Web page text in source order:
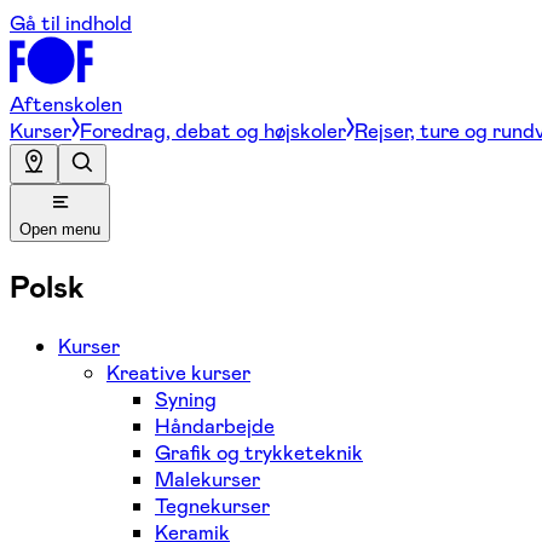
Gå til indhold
Aftenskolen
Kurser Foredrag, debat og højskoler Rejser, ture og
Open menu
Polsk
Kurser
Kreative kurser
Syning
Håndarbejde
Grafik og trykketeknik
Malekurser
Tegnekurser
Keramik